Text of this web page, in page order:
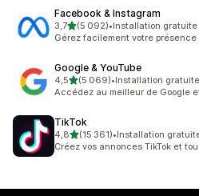
Facebook & Instagram
3,7étoile(s) sur 5
(5 092)
5092 avis au total
•Installation gratuite
Gérez facilement votre présence
Google & YouTube
4,5étoile(s) sur 5
(5 069)
5069 avis au total
•Installation gratuite
Accédez au meilleur de Google
TikTok
4,8étoile(s) sur 5
(15 361)
15361 avis au total
•Installation
Créez vos annonces TikTok et